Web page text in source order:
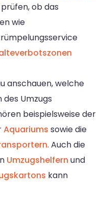
ob das
wie
anschauen, welche
Umzugs
beispielsweise der
Aquariums sowie die
. Auch die
Umzugshelfern und
kann